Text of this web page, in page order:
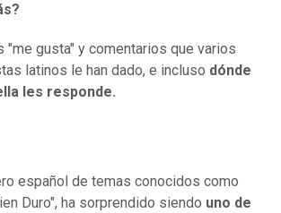
"me gusta" y comentarios que varios
latinos le han dado, e incluso dónde
les responde.
español de temas conocidos como
Duro", ha sorprendido siendo uno de